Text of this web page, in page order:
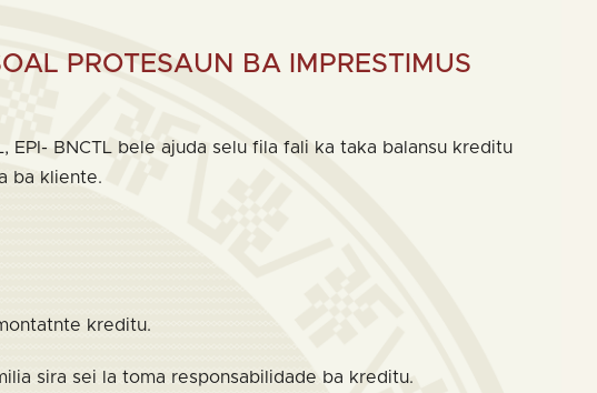
PROTESAUN BA IMPRESTIMUS
BNCTL bele ajuda selu fila fali ka taka balansu kreditu
ba kliente.
kreditu.
sira sei la toma responsabilidade ba kreditu.